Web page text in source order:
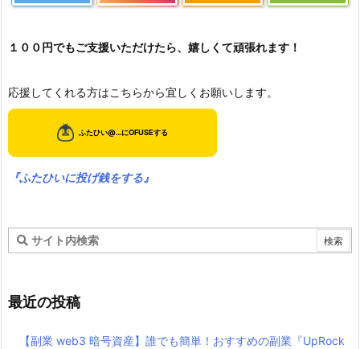
１００円でもご支援いただけたら、嬉しくて頑張れます！
応援してくれる方はこちらから宜しくお願いします。
『ふたひいに投げ銭をする』
最近の投稿
【副業 web3 暗号資産】誰でも簡単！おすすめの副業『UpRock